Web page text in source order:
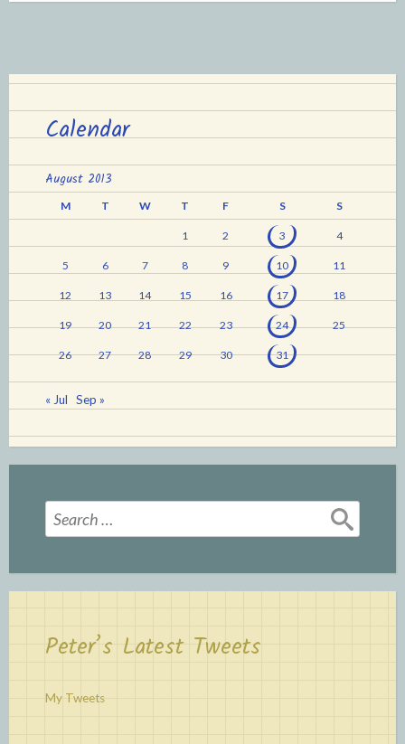
Calendar
August 2013
M T W T F S S
1 2 3 4
5 6 7 8 9 10 11
12 13 14 15 16 17 18
19 20 21 22 23 24 25
26 27 28 29 30 31
« Jul Sep »
Search
for:
Peter’s Latest Tweets
My Tweets